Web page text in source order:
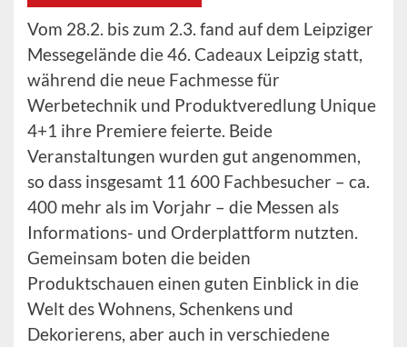
Vom 28.2. bis zum 2.3. fand auf dem Leipziger
Messegelände die 46. Cadeaux Leipzig statt,
während die neue Fachmesse für
Werbetechnik und Produktveredlung Unique
4+1 ihre Premiere feierte. Beide
Veranstaltungen wurden gut angenommen,
so dass insgesamt 11 600 Fachbesucher – ca.
400 mehr als im Vorjahr – die Messen als
Informations- und Orderplattform nutzten.
Gemeinsam boten die beiden
Produktschauen einen guten Einblick in die
Welt des Wohnens, Schenkens und
Dekorierens, aber auch in verschiedene